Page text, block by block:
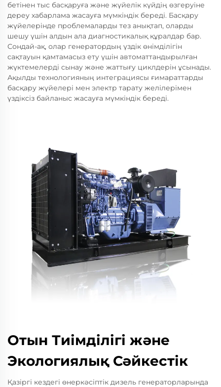
бетінен тыс басқаруға және жүйелік күйдің өзгеруіне
дереу хабарлама жасауға мүмкіндік береді. Басқару
жүйелерінде проблемаларды тез анықтап, оларды
шешу үшін алдын ала диагностикалық құралдар бар.
Сондай-ақ, олар генератордың үздік өнімділігін
сақтауын қамтамасыз ету үшін автоматтандырылған
жүктемелерді сынау және жаттығу циклдерін ұсынады.
Ақылды технологияның интеграциясы ғимараттарды
басқару жүйелері мен электр тарату желілерімен
үздіксіз байланыс жасауға мүмкіндік береді.
Отын Тиімділігі және
Экологиялық Сәйкестік
Қазіргі кездегі өнеркәсіптік дизель генераторларында